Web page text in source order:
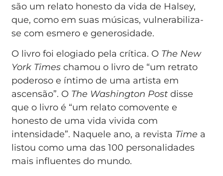
são um relato honesto da vida de Halsey,
que, como em suas músicas, vulnerabiliza-
se com esmero e generosidade.
O livro foi elogiado pela crítica. O The New
York Times chamou o livro de “um retrato
poderoso e íntimo de uma artista em
ascensão”. O The Washington Postdisse
que o livro é “um relato comovente e
honesto de uma vida vivida com
intensidade”. Naquele ano, a revista Time a
listou como uma das 100 personalidades
mais influentes do mundo.